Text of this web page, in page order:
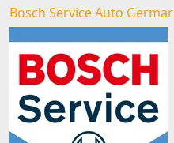
Bosch Service Auto Germar